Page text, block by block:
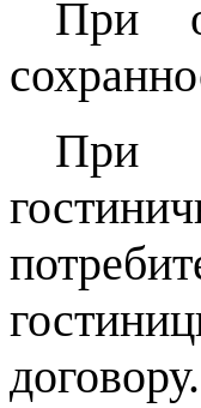
При
При
договору.